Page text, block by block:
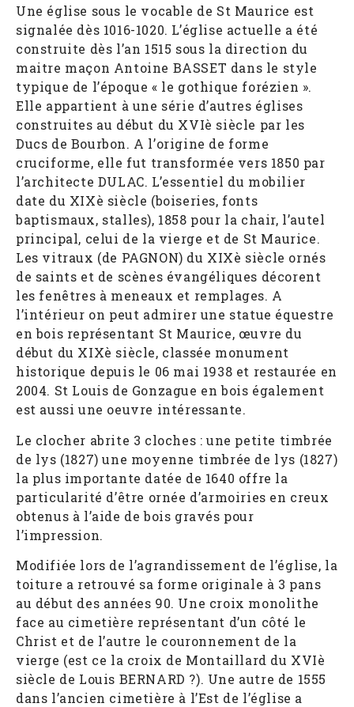
Une église sous le vocable de St Maurice est
signalée dès 1016-1020. L’église actuelle a été
construite dès l’an 1515 sous la direction du
maitre maçon Antoine BASSET dans le style
typique de l’époque « le gothique forézien ».
Elle appartient à une série d’autres églises
construites au début du XVIè siècle par les
Ducs de Bourbon. A l’origine de forme
cruciforme, elle fut transformée vers 1850 par
l’architecte DULAC. L’essentiel du mobilier
date du XIXè siècle (boiseries, fonts
baptismaux, stalles), 1858 pour la chair, l’autel
principal, celui de la vierge et de St Maurice.
Les vitraux (de PAGNON) du XIXè siècle ornés
de saints et de scènes évangéliques décorent
les fenêtres à meneaux et remplages. A
l’intérieur on peut admirer une statue équestre
en bois représentant St Maurice, œuvre du
début du XIXè siècle, classée monument
historique depuis le 06 mai 1938 et restaurée en
2004. St Louis de Gonzague en bois également
est aussi une oeuvre intéressante.
Le clocher abrite 3 cloches : une petite timbrée
de lys (1827) une moyenne timbrée de lys (1827)
la plus importante datée de 1640 offre la
particularité d’être ornée d’armoiries en creux
obtenus à l’aide de bois gravés pour
l’impression.
Modifiée lors de l’agrandissement de l’église, la
toiture a retrouvé sa forme originale à 3 pans
au début des années 90. Une croix monolithe
face au cimetière représentant d’un côté le
Christ et de l’autre le couronnement de la
vierge (est ce la croix de Montaillard du XVIè
siècle de Louis BERNARD ?). Une autre de 1555
dans l’ancien cimetière à l’Est de l’église a